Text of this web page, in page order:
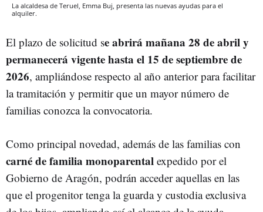
La alcaldesa de Teruel, Emma Buj, presenta las nuevas ayudas para el
alquiler.
El plazo de solicitud se abrirá mañana 28 de abril y
permanecerá vigente hasta el 15 de septiembre de
2026, ampliándose respecto al año anterior para facilitar
la tramitación y permitir que un mayor número de
familias conozca la convocatoria.
Como principal novedad, además de las familias con
carné de familia monoparental expedido por el
Gobierno de Aragón, podrán acceder aquellas en las
que el progenitor tenga la guarda y custodia exclusiva